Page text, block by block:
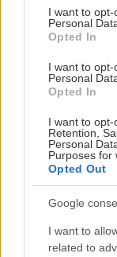
consent section.
I want to
Personal
Opted In
I want to
Personal
Opted In
I want to opt-
Retention,
Personal
Purposes for
Opted Out
Google
I want to
related to